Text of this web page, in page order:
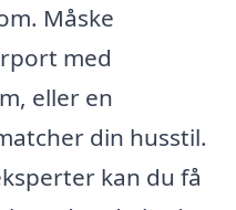
Måske
med
eller en
din husstil.
kan du få